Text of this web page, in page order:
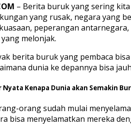
– Berita buruk yang sering
yang rusak, negara yang
peperangan
melonjak.
berita buruk yang pembaca
dunia ke depannya bisa
Kenapa Dunia akan Semakin
orang sudah mulai
bisa menyelamatkan mereka